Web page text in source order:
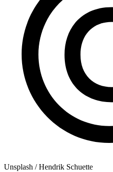
Unsplash / Hendrik Schuette